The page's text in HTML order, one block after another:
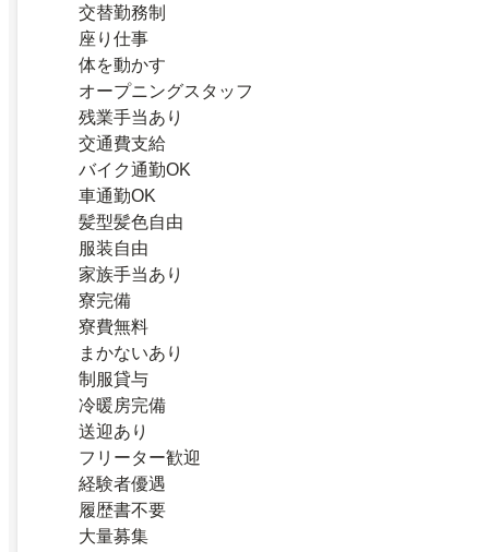
交替勤務制
座り仕事
体を動かす
オープニングスタッフ
残業手当あり
交通費支給
バイク通勤OK
車通勤OK
髪型髪色自由
服装自由
家族手当あり
寮完備
寮費無料
まかないあり
制服貸与
冷暖房完備
送迎あり
フリーター歓迎
経験者優遇
履歴書不要
大量募集